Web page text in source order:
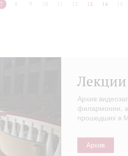
7 8 9 10 12 13 14 15
Архив
филармонии,
прошедших в
Архив